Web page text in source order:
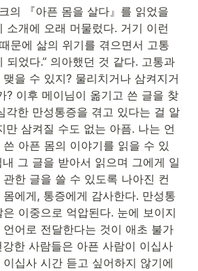
의 『아픈 몸을 살다』를 읽었을
소개에 오래 머물렀다. 거기 이런
문에 삶의 위기를 겪으면서 고통
되었다.” 의아했던 것 같다. 고통과
을 수 있지? 물리치거나 삼켜지거
? 이후 메이님이 옮기고 쓴 글을 찾
각한 만성통증을 겪고 있다는 걸 알
만 삼켜질 수도 없는 아픔. 나는 언
아픈 몸의 이야기를 읽을 수 있
그 글을 받아서 읽으며 그에게 일
한 글을 쓸 수 있도록 나아진 컨
에게, 통증에게 감사한다. 만성통
이중으로 억압된다. 눈에 보이지
어로 전달한다는 것이 애초 불가
한 사람들은 아픈 사람이 이십사
십사 시간 듣고 싶어하지 않기에